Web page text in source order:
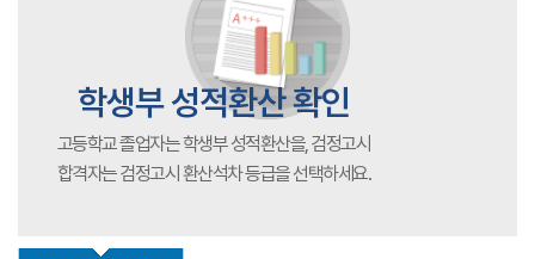
학생부 성적환산 확인
고등학교 졸업자는 학생부 성적환산을, 검정고시
합격자는 검정고시 환산석차 등급을 선택하세요.